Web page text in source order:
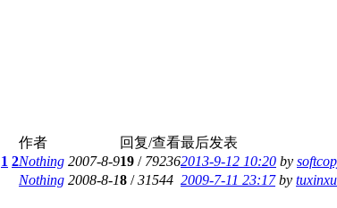
作者 回复/查看最后发表
1 2Nothing 2007-8-919 / 792362013-9-12 10:20 by
Nothing 2008-8-18 /31544 2009-7-11 23:17 by tuxinxu